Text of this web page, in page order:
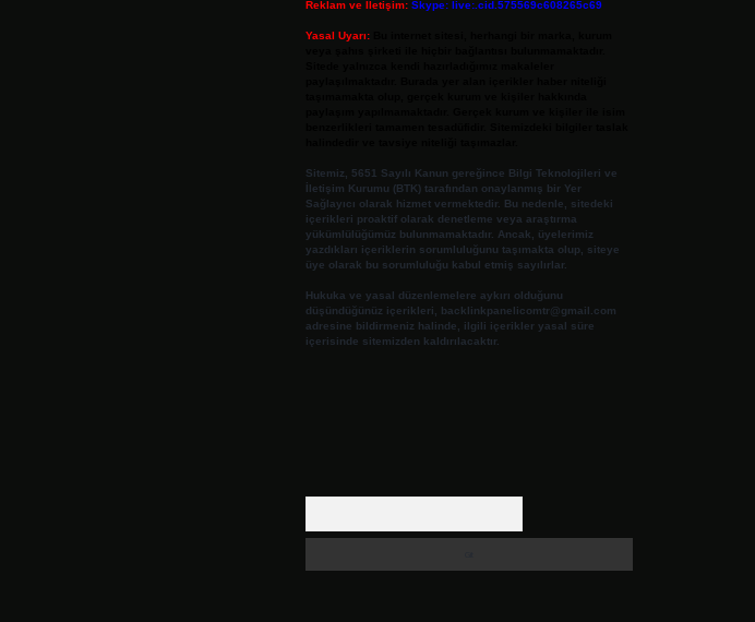
Reklam ve İletişim: Skype: live:.cid.575569c608265c69
Yasal Uyarı:
Sitemiz, 5651 Sayılı Kanun gereğince Bilgi Teknolojileri ve
İletişim Kurumu (BTK) tarafından onaylanmış bir Yer
Sağlayıcı olarak hizmet vermektedir. Bu nedenle, sitedeki
içerikleri proaktif olarak denetleme veya araştırma
yükümlülüğümüz bulunmamaktadır. Ancak, üyelerimiz
yazdıkları içeriklerin sorumluluğunu taşımakta olup, siteye
üye olarak bu sorumluluğu kabul etmiş sayılırlar.
Hukuka ve yasal düzenlemelere aykırı olduğunu
düşündüğünüz içerikleri,
backlinkpanelicomtr@gmail.com
adresine bildirmeniz halinde, ilgili içerikler yasal süre
içerisinde sitemizden kaldırılacaktır.